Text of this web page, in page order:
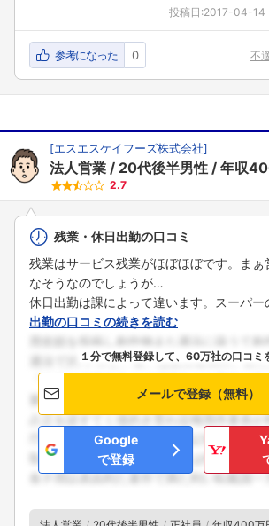
投稿日:2017-04-14
参考になった 0 不
[エスエスケイフーズ株式会社]
法人営業 20代後半男性 年収
2.7
残業・休日出勤の口コミ
残業はサービス残業がほぼほぼです。まぁ
なそうなのでしょうが…
休日出勤は課によって違います。スーパー
出勤の口コミの続きを読む
１分で無料登録して、60万社の口コミ
メールで登録（無料）
Google
で登録